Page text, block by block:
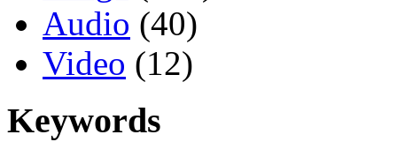
Audio (40)
Video (12)
Keywords